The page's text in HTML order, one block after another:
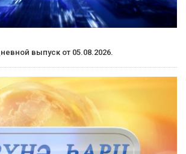
выпуск от 05.08.2026.